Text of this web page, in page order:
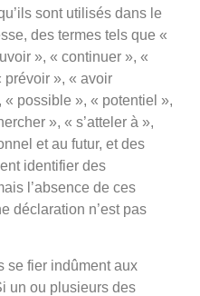
sont utilisés dans le
des termes tels que «
», « continuer », «
prévoir », « avoir
« possible », « potentiel »,
», « s’atteler à »,
et au futur, et des
identifier des
l’absence de ces
déclaration n’est pas
se fier indûment aux
un ou plusieurs des